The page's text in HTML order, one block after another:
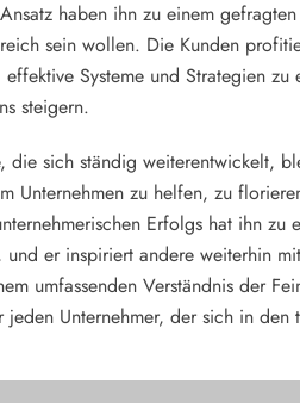
haben ihn zu einem
sein wollen. Die Kunden
effektive Systeme und Strategien
steigern.
die sich ständig weiterentwickelt,
Unternehmen zu helfen, zu
Erfolgs hat ihn zu
und er inspiriert andere weiterhin
umfassenden Verständnis der
jeden Unternehmer, der sich in